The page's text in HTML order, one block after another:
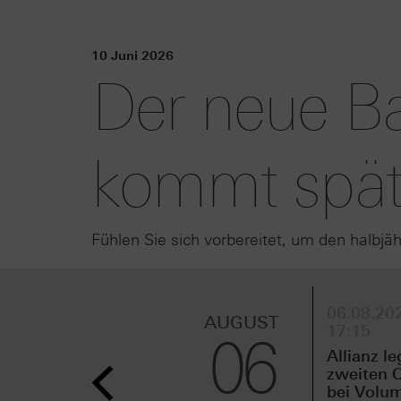
10 Juni 2026
Der neue
kommt
Fühlen Sie sich vorbereitet, um den
AUGUST
06
Allianz
zweiten
bei